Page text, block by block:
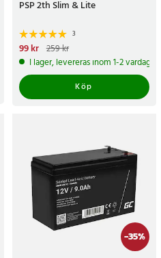
PSP 2th Slim & Lite
3
Nuvarande pris
pris:259 kr
99 kr 259 kr
I lager, levereras inom 1-2 vardagar
Köp
-35%